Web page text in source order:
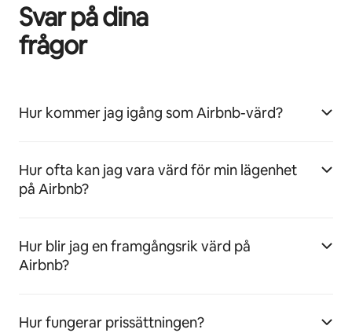
Svar på dina
frågor
Hur kommer jag igång som Airbnb-värd?
Hur ofta kan jag vara värd för min lägenhet
på Airbnb?
Hur blir jag en framgångsrik värd på
Airbnb?
Hur fungerar prissättningen?